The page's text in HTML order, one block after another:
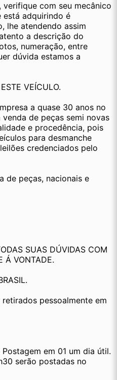
com seu mecânico
está adquirindo é
lhe atendendo assim
a descrição do
numeração, entre
dúvida estamos a
VEÍCULO.
a quase 30 anos no
de peças semi novas
e procedência, pois
para desmanche
credenciados pelo
de peças, nacionais e
SUAS DÚVIDAS COM
Á VONTADE.
pessoalmente em
em 01 um dia útil.
serão postadas no